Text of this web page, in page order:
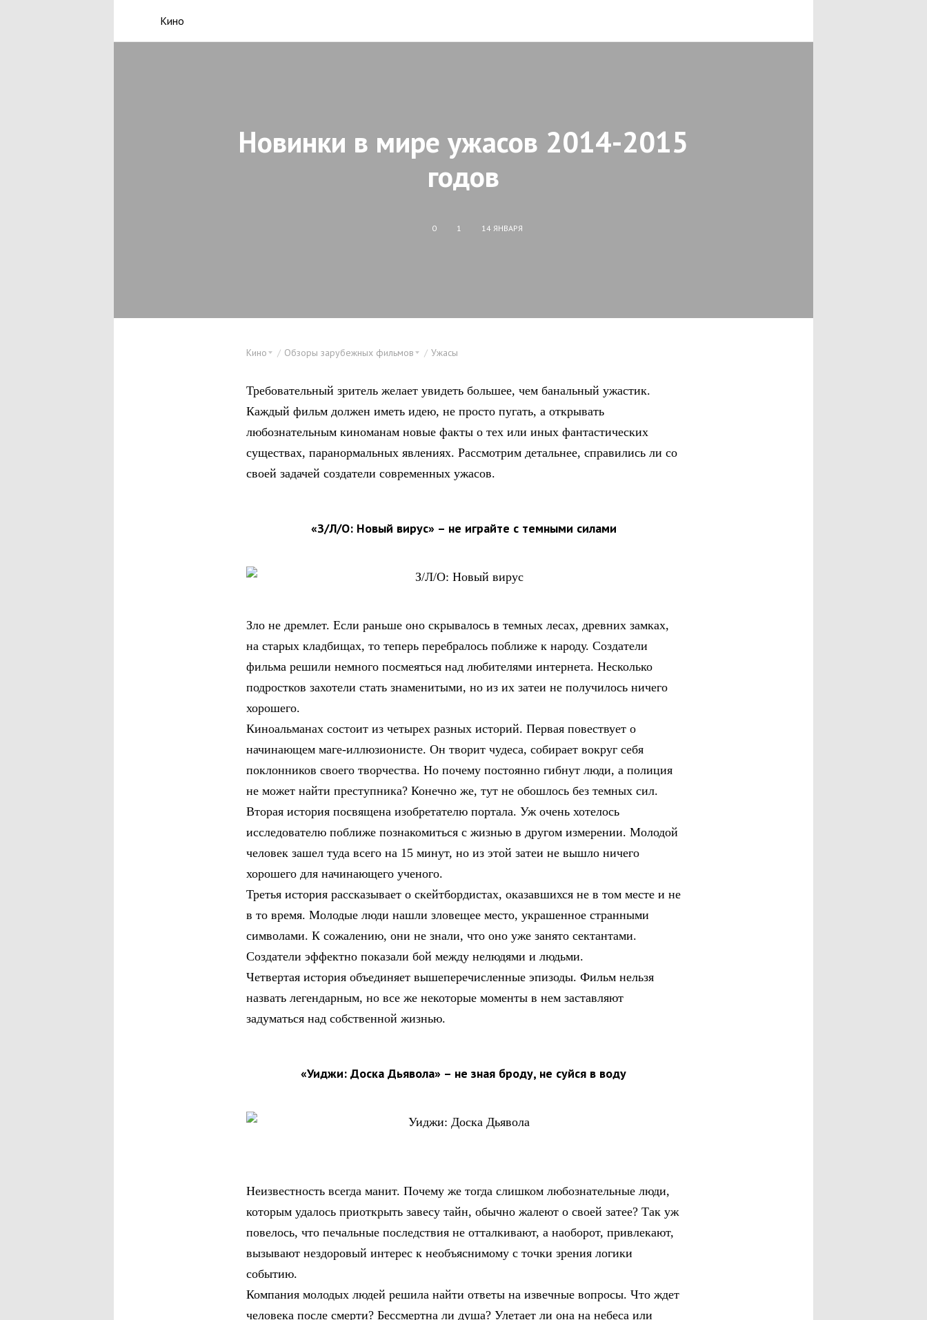
Кино
Новинки в мире ужасов 2014-2015
годов
0 1 14 ЯНВАРЯ
Кино Обзоры зарубежных фильмов Ужасы
Требовательный зритель желает увидеть большее, чем банальный ужастик.
Каждый фильм должен иметь идею, не просто пугать, а открывать
любознательным киноманам новые факты о тех или иных фантастических
существах, паранормальных явлениях. Рассмотрим детальнее, справились ли со
своей задачей создатели современных ужасов.
«З/Л/О: Новый вирус» – не играйте с темными силами
Зло не дремлет. Если раньше оно скрывалось в темных лесах, древних замках,
на старых кладбищах, то теперь перебралось поближе к народу. Создатели
фильма решили немного посмеяться над любителями интернета. Несколько
подростков захотели стать знаменитыми, но из их затеи не получилось ничего
хорошего.
Киноальманах состоит из четырех разных историй. Первая повествует о
начинающем маге-иллюзионисте. Он творит чудеса, собирает вокруг себя
поклонников своего творчества. Но почему постоянно гибнут люди, а полиция
не может найти преступника? Конечно же, тут не обошлось без темных сил.
Вторая история посвящена изобретателю портала. Уж очень хотелось
исследователю поближе познакомиться с жизнью в другом измерении. Молодой
человек зашел туда всего на 15 минут, но из этой затеи не вышло ничего
хорошего для начинающего ученого.
Третья история рассказывает о скейтбордистах, оказавшихся не в том месте и не
в то время. Молодые люди нашли зловещее место, украшенное странными
символами. К сожалению, они не знали, что оно уже занято сектантами.
Создатели эффектно показали бой между нелюдями и людьми.
Четвертая история объединяет вышеперечисленные эпизоды. Фильм нельзя
назвать легендарным, но все же некоторые моменты в нем заставляют
задуматься над собственной жизнью.
«Уиджи: Доска Дьявола» – не зная броду, не суйся в воду
Неизвестность всегда манит. Почему же тогда слишком любознательные люди,
которым удалось приоткрыть завесу тайн, обычно жалеют о своей затее? Так уж
повелось, что печальные последствия не отталкивают, а наоборот, привлекают,
вызывают нездоровый интерес к необъяснимому с точки зрения логики
событию.
Компания молодых людей решила найти ответы на извечные вопросы. Что ждет
человека после смерти? Бессмертна ли душа? Улетает ли она на небеса или